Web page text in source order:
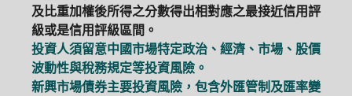
及比重加權後所得之分數得出相對應之最接近信用評
級或是信用評級區間。
投資人須留意中國市場特定政治、經濟、市場、股價
波動性與稅務規定等投資風險。
新興市場債券主要投資風險，包含外匯管制及匯率變